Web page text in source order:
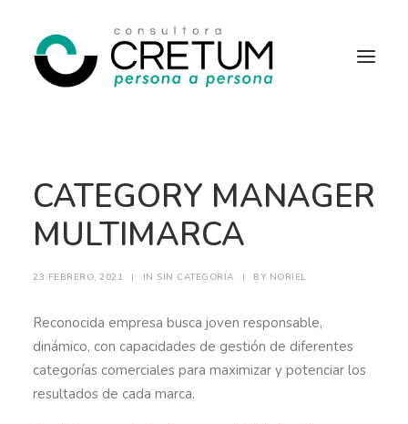
SERVICIOS
SOBRE NOSOTROS
CONTACTO
CATEGORY MANAGER
MULTIMARCA
23 FEBRERO, 2021 | IN SIN CATEGORÍA | BY NORIEL
Reconocida empresa busca joven responsable,
dinámico, con capacidades de gestión de diferentes
categorías comerciales para maximizar y potenciar los
resultados de cada marca.